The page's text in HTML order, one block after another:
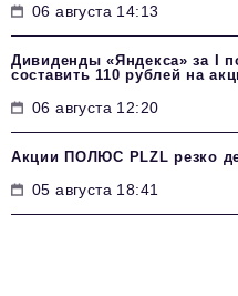
06 августа 14:13
Дивиденды «Яндекса» за I
составить 110 рублей на
06 августа 12:20
Акции ПОЛЮС PLZL резко
05 августа 18:41